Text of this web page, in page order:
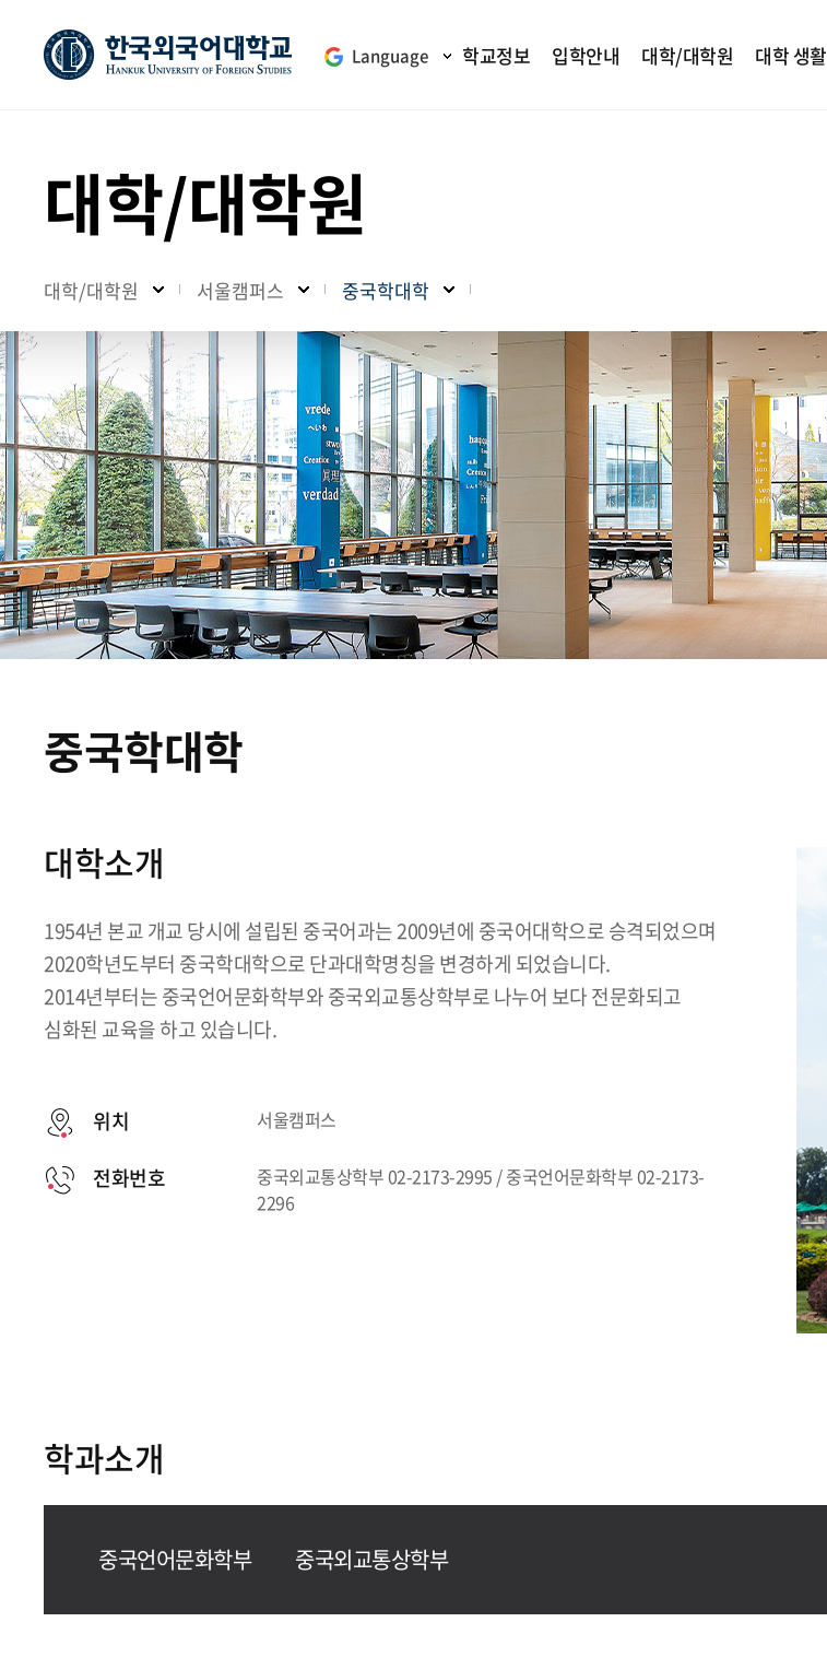
Language 학교정보 입학안내 대학/대학원 대학 생활
대학/대학원
대학/대학원 서울캠퍼스 중국학대학
중국학대학
대학소개
1954년 본교 개교 당시에 설립된 중국어과는 2009년에 중국어대학으로 승격되었으며
2020학년도부터 중국학대학으로 단과대학명칭을 변경하게 되었습니다.
2014년부터는 중국언어문화학부와 중국외교통상학부로 나누어 보다 전문화되고
심화된 교육을 하고 있습니다.
위치 서울캠퍼스
전화번호
중국외교통상학부 02-2173-2995 / 중국언어문화학부 02-2173-
2296
학과소개
중국언어문화학부 중국외교통상학부